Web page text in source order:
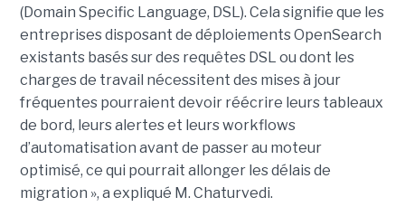
(Domain Specific Language, DSL). Cela signifie que les
entreprises disposant de déploiements OpenSearch
existants basés sur des requêtes DSL ou dont les
charges de travail nécessitent des mises à jour
fréquentes pourraient devoir réécrire leurs tableaux
de bord, leurs alertes et leurs workflows
d’automatisation avant de passer au moteur
optimisé, ce qui pourrait allonger les délais de
migration », a expliqué M. Chaturvedi.